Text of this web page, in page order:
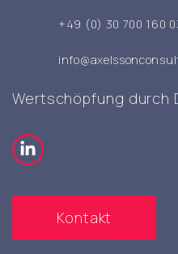
+49 (0) 30 700 160
Wertschöpfung durch
Kontakt